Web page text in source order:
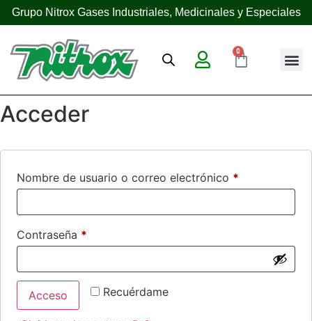
Grupo Nitrox Gases Industriales, Medicinales y Especiales
0
Acceder
Nombre de usuario o correo electrónico *
Contraseña *
Recuérdame
Acceso